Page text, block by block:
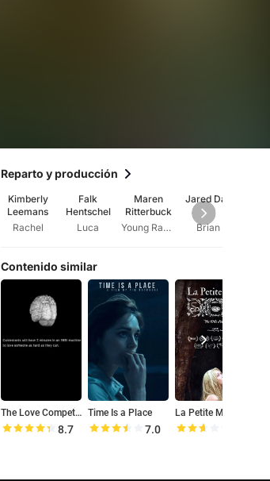
Reparto y producción
Kimberly
Leemans
Rachel
Falk
Hentschel
Luca
Maren
Ritterbuck
Young Rachel
Jared Day
Brian
Contenido similar
The Love Competition
8.7
Time Is a Place
7.0
La Petite Mort